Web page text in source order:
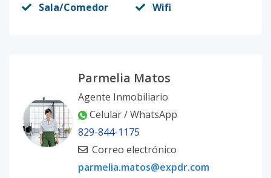
Sala/Comedor Wifi
Parmelia Matos
Agente Inmobiliario
Celular / WhatsApp
829-844-1175
Correo electrónico
parmelia.matos@expdr.com